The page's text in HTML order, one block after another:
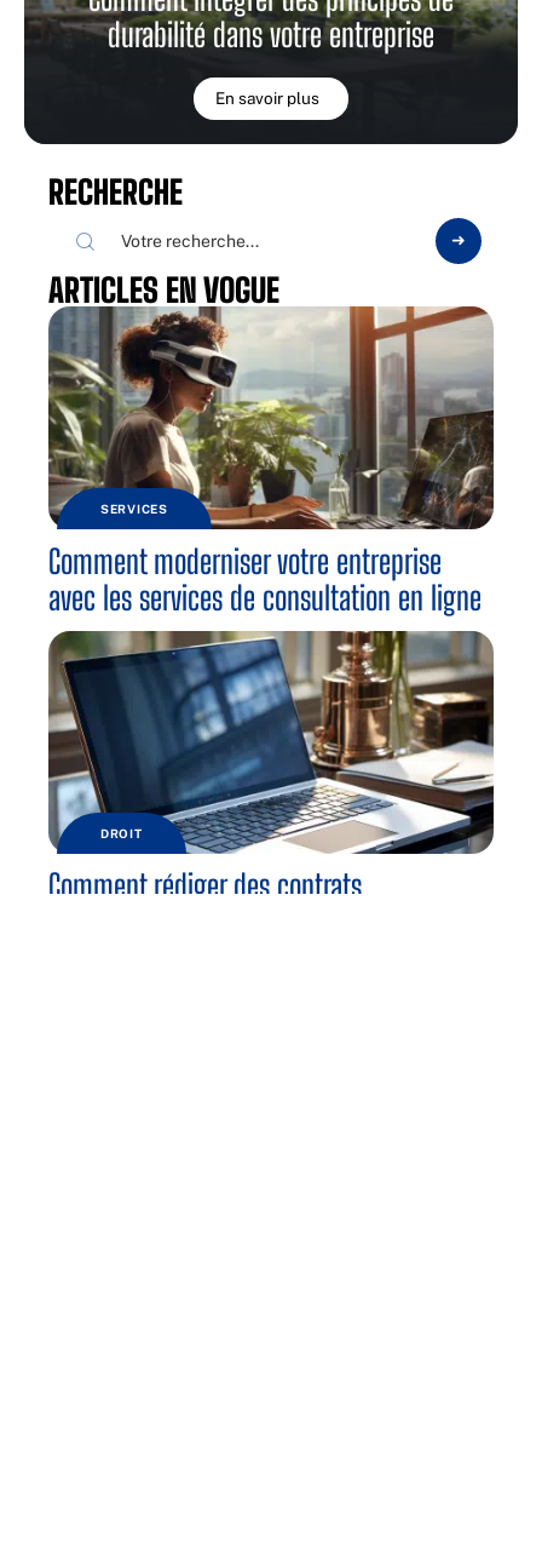
durabilité dans votre entreprise
En savoir plus
RECHERCHE
ARTICLES EN VOGUE
SERVICES
Comment moderniser votre entreprise
avec les services de consultation en ligne
DROIT
Comment rédiger des contrats